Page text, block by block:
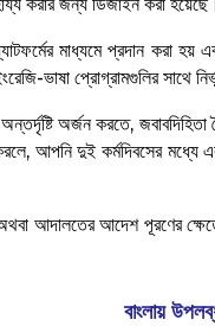
মাধ্যমে প্রদান করা হয়
ভাষা প্রোগ্রামগুলির সাথে
অর্জন করতে,
আপনি দুই কর্মদিবসের মধ্যে
আদালতের আদেশ পূরণের
বাংলায়